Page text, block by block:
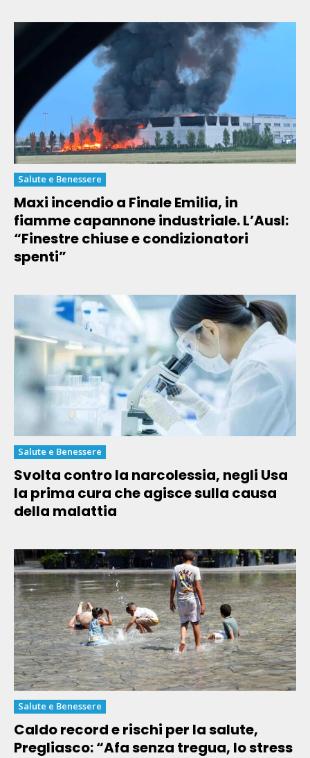
Salute e Benessere
Maxi incendio a Finale Emilia, in
fiamme capannone industriale. L’Ausl:
“Finestre chiuse e condizionatori
spenti”
Salute e Benessere
Svolta contro la narcolessia, negli Usa
la prima cura che agisce sulla causa
della malattia
Salute e Benessere
Caldo record e rischi per la salute,
Pregliasco: “Afa senza tregua, lo stress